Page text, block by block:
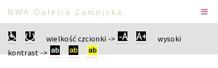
BWA Galeria Zamojska
wielkość czcionki ->
wysoki
kontrast ->